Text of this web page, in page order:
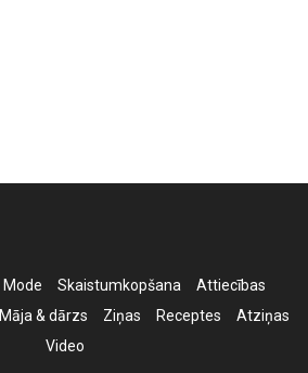
Mode Skaistumkopšana
Attiecības
Māja & dārzs Ziņas Receptes
Atziņas
Video